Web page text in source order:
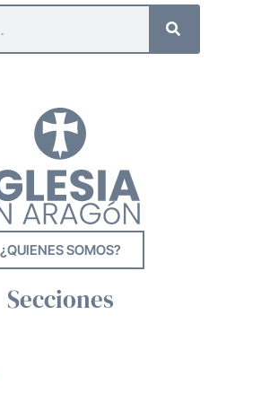
¿QUIENES SOMOS?
Secciones